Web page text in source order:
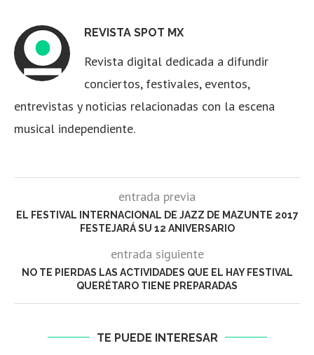
REVISTA SPOT MX
Revista digital dedicada a difundir
conciertos, festivales, eventos,
entrevistas y noticias relacionadas con la escena
musical independiente.
entrada previa
EL FESTIVAL INTERNACIONAL DE JAZZ DE MAZUNTE 2017
FESTEJARÁ SU 12 ANIVERSARIO
entrada siguiente
NO TE PIERDAS LAS ACTIVIDADES QUE EL HAY FESTIVAL
QUERÉTARO TIENE PREPARADAS
TE PUEDE INTERESAR